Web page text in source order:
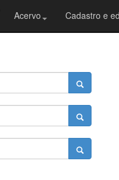
Acervo Cadastro e